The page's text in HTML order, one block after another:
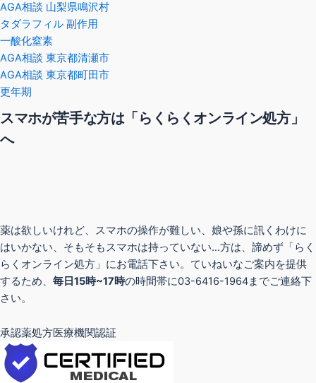
AGA相談 山梨県鳴沢村
タダラフィル 副作用
一酸化窒素
AGA相談 東京都清瀬市
AGA相談 東京都町田市
更年期
スマホが苦手な方は「らくらくオンライン処方」
へ
薬は欲しいけれど、スマホの操作が難しい、娘や孫に訊くわけに
はいかない、そもそもスマホは持っていない…方は、諦めず「らく
らくオンライン処方」にお電話下さい。ていねいなご案内を提供
するため、 毎日15時~17時の時間帯に03-6416-1964までご連絡下
さい。
承認薬処方医療機関認証